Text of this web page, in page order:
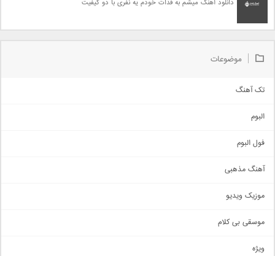
دانلود آهنگ میشم به فدات خودم یه نفری با دو کیفیت
موضوعات
تک آهنگ
اجتماعی
حماسی
سنتی
اهنگ بندرعباسی
دمو
البوم
فول البوم
آهنگ مذهبی
موزیک ویدیو
موسقی بی کلام
ویژه